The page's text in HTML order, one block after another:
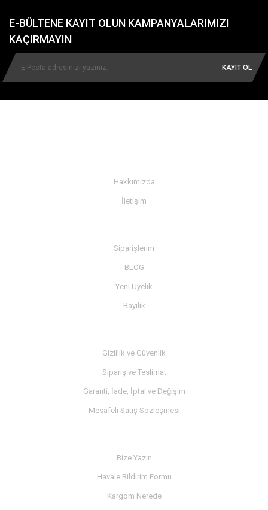
E-BÜLTENE KAYIT OLUN KAMPANYALARIMIZI
KAÇIRMAYIN
KAYIT OL
Hakkımızda
İletişim
Siparişlerim
BLOG
Yeni Üyelik
Bayilik
Gizlilik ve Güvenlik
Sipariş ve Teslimat
Garanti, İade, İptal ve Değişim
Mesafeli Satış Sözleşmesi
Bize Yazın
Havale Bildirim Formu
Kargom Nerede